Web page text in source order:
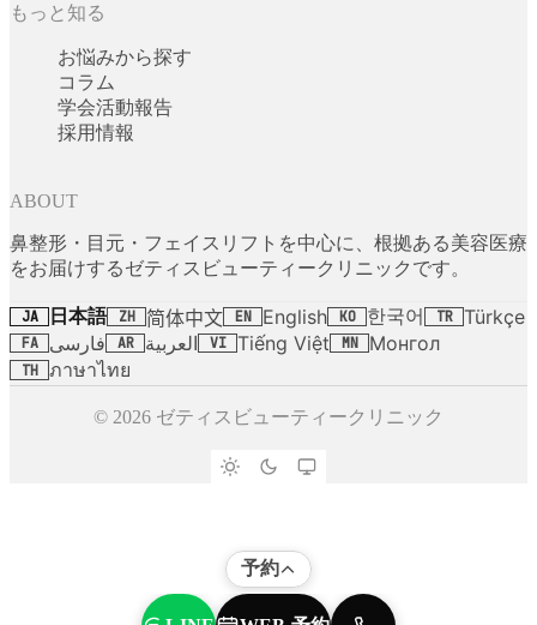
もっと知る
お悩みから探す
コラム
学会活動報告
採用情報
ABOUT
鼻整形・目元・フェイスリフトを中心に、根拠ある美容医療
をお届けするゼティスビューティークリニックです。
JA 日本語 ZH 简体中文 EN English KO 한국어 TR Türkçe
FA فارسی AR العربية VI Tiếng Việt MN Монгол
TH ภาษาไทย
© 2026 ゼティスビューティークリニック
予約